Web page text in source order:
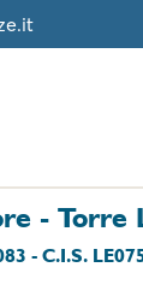
- Torre
- C.I.S.